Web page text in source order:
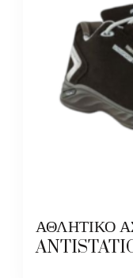
ΑΘΛΗΤΙΚΟ